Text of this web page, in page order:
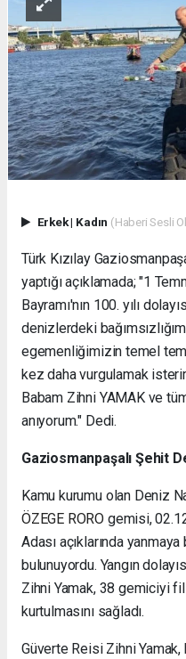
Erkek| Kadın (Haberi Sesli
Türk Kızılay
yaptığı açıklamada; "1
Bayramı'nın 100. yılı
denizlerdeki
egemenliğimizin temel
kez daha vurgulamak
Babam Zihni YAMAK ve
anıyorum." Dedi.
Gaziosmanpaşalı Şehit
Kamu kurumu olan Deniz
ÖZEGE RORO gemisi,
Adası açıklarında
bulunuyordu. Yangın
Zihni Yamak, 38 gemiciyi
kurtulmasını sağladı.
Güverte Reisi Zihni